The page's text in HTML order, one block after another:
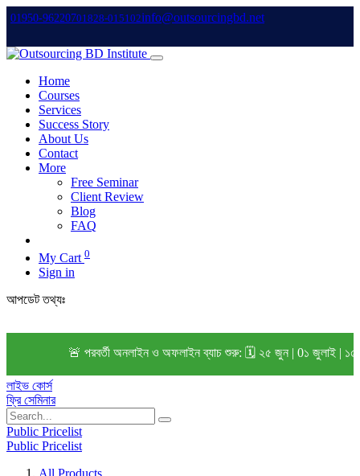
01950-96220701828-015102info@outsourcingbd.net
Home
Courses
Services
Success Story
About Us
Contact
More
Free Seminar
Client Review
Blog
FAQ
My Cart 0
Sign in
আপডেট তথ্যঃ
🚨 পরবর্তী অনলাইন ও অফলাইন ব্যাচ শুরু: 🗓️ ২৫ জুন | 0১ জুলাই | ১৫
লাইভ কোর্স
ফ্রি সেমিনার
Public Pricelist
Public Pricelist